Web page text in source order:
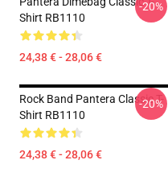
Shirt RB1110
24,38 € - 28,06 €
-20%
Rock Band Pantera Classic T-
Shirt RB1110
24,38 € - 28,06 €
-20%